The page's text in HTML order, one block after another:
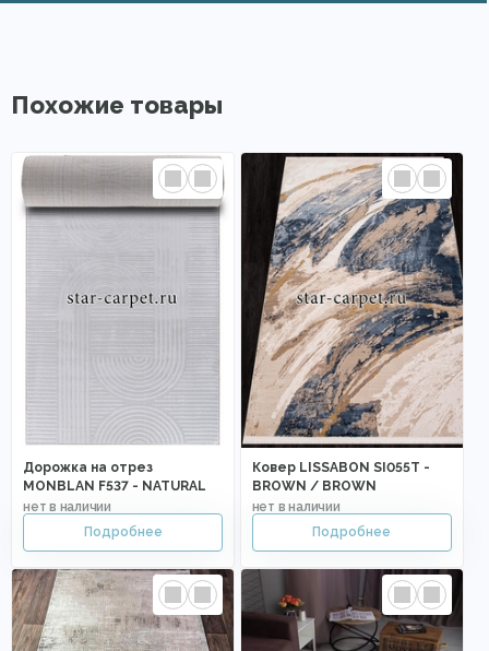
Похожие товары
Дорожка на отрез
MONBLAN F537 - NATURAL
Ковер LISSABON SI055T -
BROWN / BROWN